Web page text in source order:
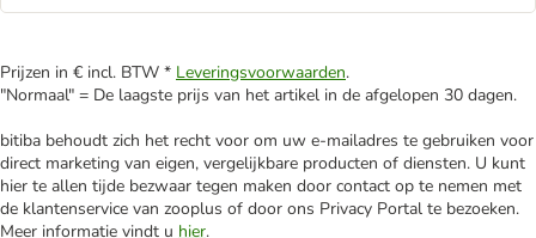
Prijzen in € incl. BTW * Leveringsvoorwaarden.
"Normaal" = De laagste prijs van het artikel in de afgelopen 30 dagen.
bitiba behoudt zich het recht voor om uw e-mailadres te gebruiken voor
direct marketing van eigen, vergelijkbare producten of diensten. U kunt
hier te allen tijde bezwaar tegen maken door contact op te nemen met
de klantenservice van zooplus of door ons Privacy Portal te bezoeken.
Meer informatie vindt u hier.